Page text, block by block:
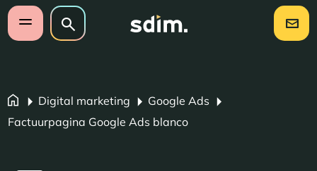
Navigatie overslaan
Open mobiel menu
Zoeken op website
Zoeken
Digital marketing
Google Ads
Factuurpagina Google Ads blanco